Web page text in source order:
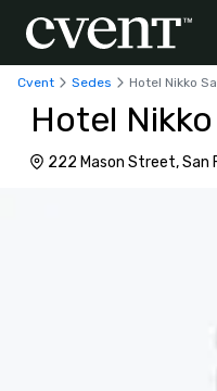
Cvent Sedes Hotel Nikko
Hotel
222 Mason Street, San